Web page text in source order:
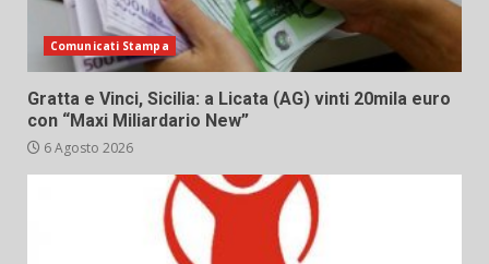
Comunicati Stampa
Gratta e Vinci, Sicilia: a Licata (AG) vinti 20mila euro
con “Maxi Miliardario New”
6 Agosto 2026